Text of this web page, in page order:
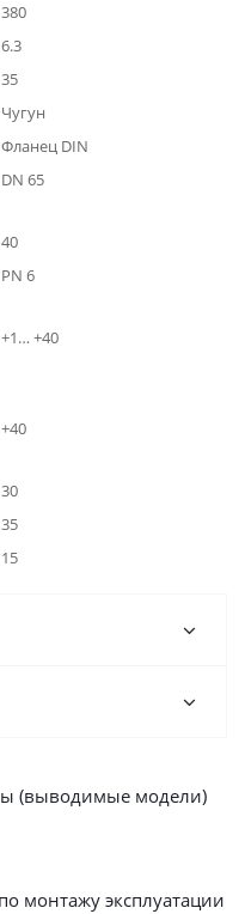
380
6.3
35
Чугун
Фланец DIN
DN 65
40
PN 6
+1… +40
+40
30
35
15
(выводимые модели)
монтажу эксплуатации